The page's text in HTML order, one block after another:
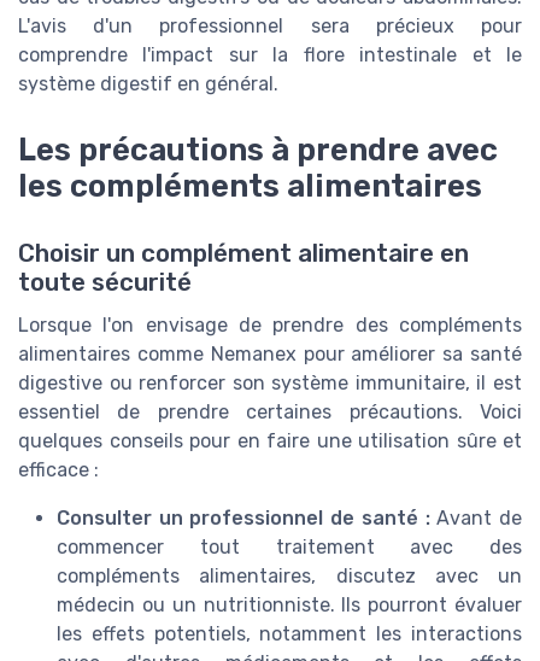
L'avis d'un professionnel sera précieux pour
comprendre l'impact sur la flore intestinale et le
système digestif en général.
Les précautions à prendre avec
les compléments alimentaires
Choisir un complément alimentaire en
toute sécurité
Lorsque l'on envisage de prendre des compléments
alimentaires comme Nemanex pour améliorer sa santé
digestive ou renforcer son système immunitaire, il est
essentiel de prendre certaines précautions. Voici
quelques conseils pour en faire une utilisation sûre et
efficace :
Consulter un professionnel de santé :Avant de
commencer tout traitement avec des
compléments alimentaires, discutez avec un
médecin ou un nutritionniste. Ils pourront évaluer
les effets potentiels, notamment les interactions